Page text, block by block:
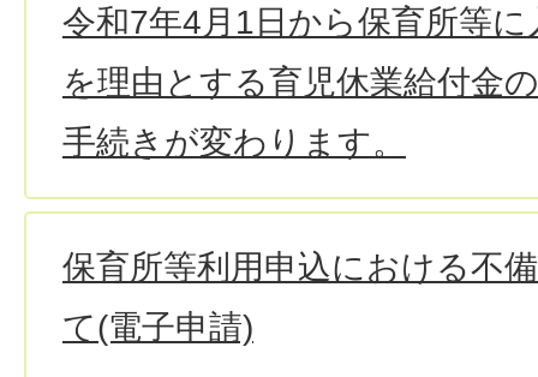
令和7年4月1日から保育所等
を理由とする育児休業給付金
手続きが変わります。
保育所等利用申込における不
て(電子申請)